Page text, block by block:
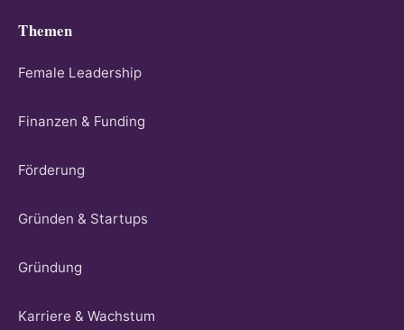
Themen
Female Leadership
Finanzen & Funding
Förderung
Gründen & Startups
Gründung
Karriere & Wachstum